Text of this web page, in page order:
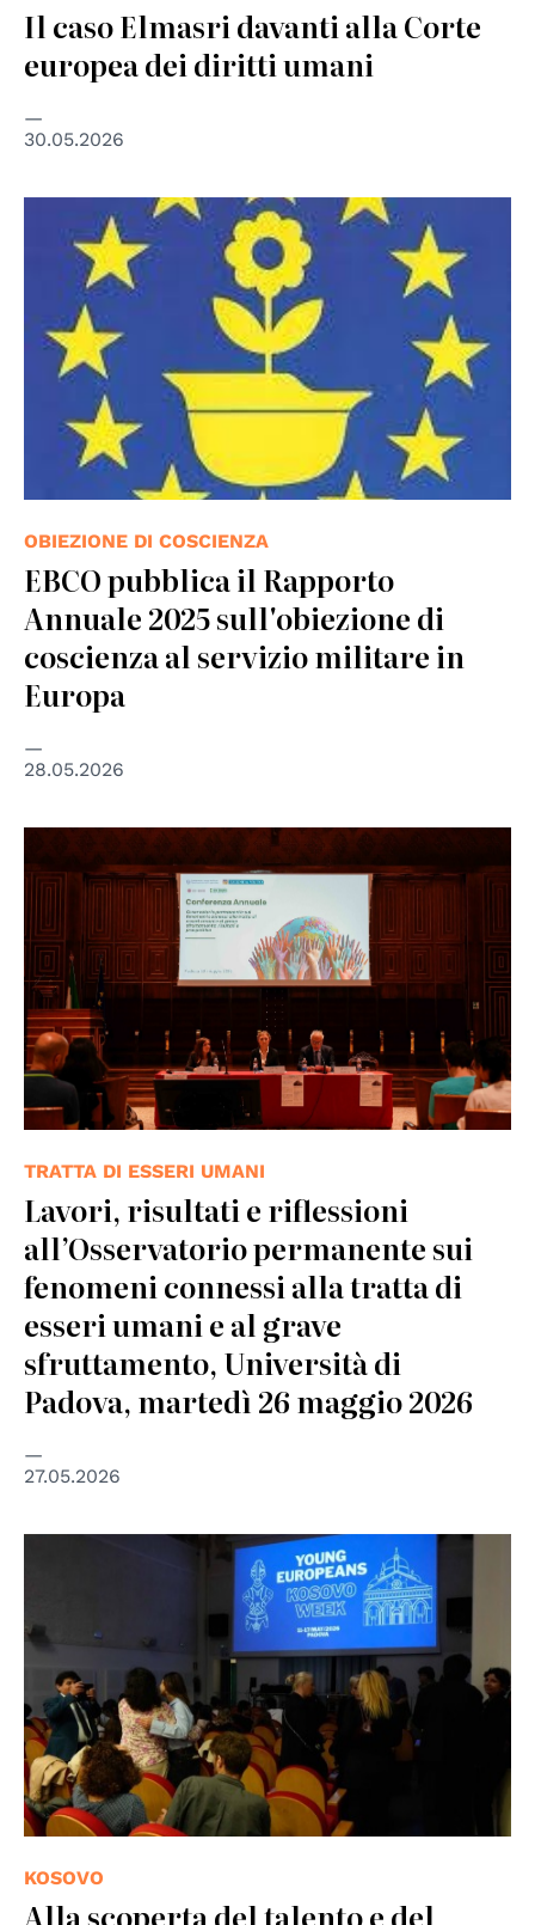
Il caso Elmasri davanti alla Corte
europea dei diritti umani
30.05.2026
OBIEZIONE DI COSCIENZA
EBCO pubblica il Rapporto
Annuale 2025 sull'obiezione di
coscienza al servizio militare in
Europa
28.05.2026
TRATTA DI ESSERI UMANI
Lavori, risultati e riflessioni
all’Osservatorio permanente sui
fenomeni connessi alla tratta di
esseri umani e al grave
sfruttamento, Università di
Padova, martedì 26 maggio 2026
27.05.2026
KOSOVO
Alla scoperta del talento e del